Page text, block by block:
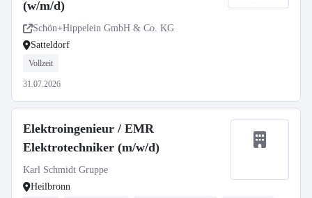
(w/m/d)
Schön+Hippelein GmbH & Co. KG
Satteldorf
Vollzeit
31.07.2026
Elektroingenieur / EMR
Elektrotechniker (m/w/d)
Karl Schmidt Gruppe
Heilbronn